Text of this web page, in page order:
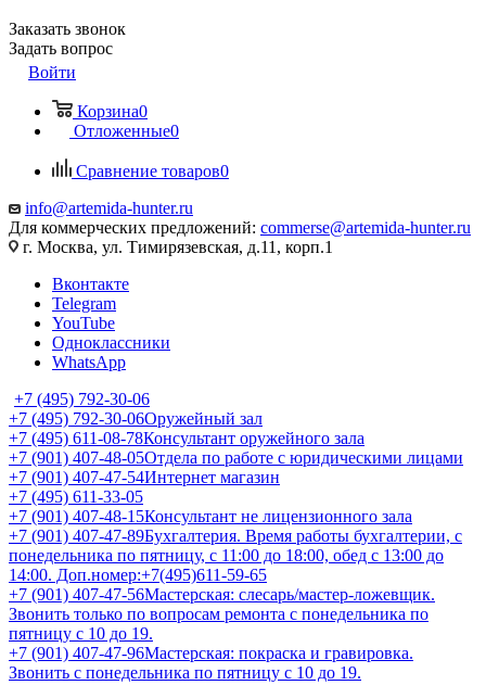
Заказать звонок
Задать вопрос
Войти
Корзина0
Отложенные0
Сравнение товаров0
info@artemida-hunter.ru
Для коммерческих предложений: commerse@artemida-hunter.ru
г. Москва, ул. Тимирязевская, д.11, корп.1
Вконтакте
Telegram
YouTube
Одноклассники
WhatsApp
+7 (495) 792-30-06
+7 (495) 792-30-06Оружейный зал
+7 (495) 611-08-78Консультант оружейного зала
+7 (901) 407-48-05Отдела по работе с юридическими лицами
+7 (901) 407-47-54Интернет магазин
+7 (495) 611-33-05
+7 (901) 407-48-15Консультант не лицензионного зала
+7 (901) 407-47-89Бухгалтерия. Время работы бухгалтерии, с
понедельника по пятницу, с 11:00 до 18:00, обед с 13:00 до
14:00. Доп.номер:+7(495)611-59-65
+7 (901) 407-47-56Мастерская: слесарь/мастер-ложевщик.
Звонить только по вопросам ремонта с понедельника по
пятницу с 10 до 19.
+7 (901) 407-47-96Мастерская: покраска и гравировка.
Звонить с понедельника по пятницу с 10 до 19.